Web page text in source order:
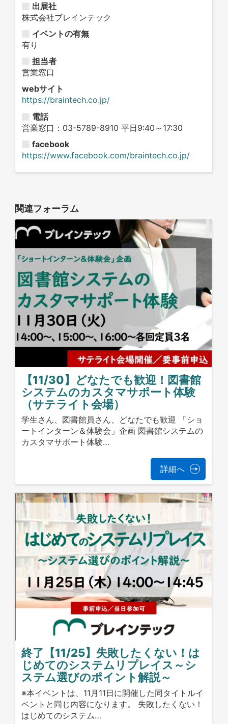
出展社
株式会社ブレインテック
イベントの有無
有り
担当者
営業窓口
webサイト
https://braintech.co.jp/
電話
営業窓口：03-5789-8910 平日9:40～17:30
facebook
https://www.facebook.com/braintech.co.jp/
関連フォーラム
【11/30】どなたでも歓迎！図書館
システムのカスタマサポート体験
（サテライト会場）
学生さん、図書館員さん、どなたでも歓迎 「ショ
ートインターン＆体験会」企画 図書館システムの
カスタマサポート体験…
詳細へ
終了【11/25】失敗したくない！は
じめてのシステムリプレイス～シ
ステム選びのポイント解説～
※本イベントは、11月11日に開催した同タイトルイ
ベントと同じ内容になります。 失敗したくない！
はじめてのシステム…